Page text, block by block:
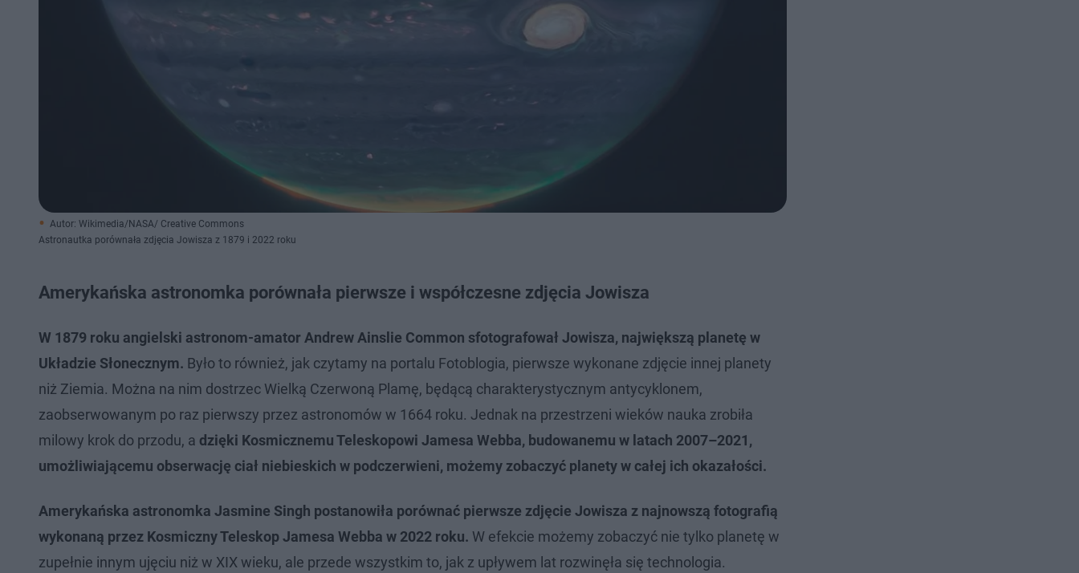
Autor: Wikimedia/NASA/ Creative Commons
Astronautka porównała zdjęcia Jowisza z 1879 i 2022 roku
Amerykańska astronomka porównała pierwsze i współczesne zdjęcia Jowisza
W 1879 roku angielski astronom-amator Andrew Ainslie Common sfotografował Jowisza, największą planetę w
Układzie Słonecznym. Było to również, jak czytamy na portalu Fotoblogia, pierwsze wykonane zdjęcie innej planety
niż Ziemia. Można na nim dostrzec Wielką Czerwoną Plamę, będącą charakterystycznym antycyklonem,
zaobserwowanym po raz pierwszy przez astronomów w 1664 roku. Jednak na przestrzeni wieków nauka zrobiła
milowy krok do przodu, a dzięki Kosmicznemu Teleskopowi Jamesa Webba, budowanemu w latach 2007–2021,
umożliwiającemu obserwację ciał niebieskich w podczerwieni, możemy zobaczyć planety w całej ich okazałości.
Amerykańska astronomka Jasmine Singh postanowiła porównać pierwsze zdjęcie Jowisza z najnowszą fotografią
wykonaną przez Kosmiczny Teleskop Jamesa Webba w 2022 roku. W efekcie możemy zobaczyć nie tylko planetę w
zupełnie innym ujęciu niż w XIX wieku, ale przede wszystkim to, jak z upływem lat rozwinęła się technologia.